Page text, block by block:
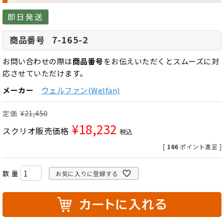
即日発送
商品番号 7-165-2
お問い合わせの際は商品番号をお伝えいただくとスムーズに対
応させていただけます。
メーカー
ウェルファン(Welfan)
定価 ¥21,450
スクリオ販売価格 ¥18,232 税込
[ 166 ポイント進呈 ]
お気に入りに登録する